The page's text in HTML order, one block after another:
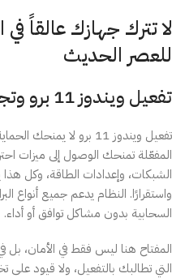
لا تترك جهازك عالقاً
للعصر الحديث
تفعيل ويندوز 11 برو وتجربة أداء متكاملة
تفعيل ويندوز 11 برو لا
المفعّلة تمنحك الوصول إلى ميزات
الشبكات، وإعدادات الطاقة، وكل
واستقرارًا. النظام يدعم جميع أنواع
السحابية بدون مشاكل توافق أو أداء.
المفتاح هنا ليس فقط في الأمان، بل
التي تطالبك بالتفعيل، ولا قيود